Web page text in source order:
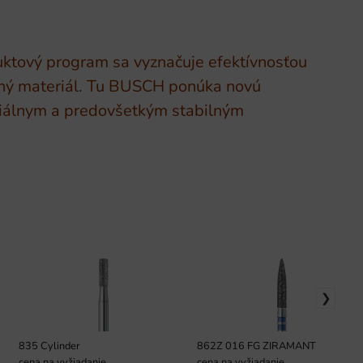
program sa vyznačuje efektívnosťou
materiál. Tu BUSCH ponúka novú
a predovšetkým stabilným
835 Cylinder
862Z 016 FG ZIRAMANT